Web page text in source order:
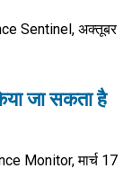
Sentinel, अक्तूबर
जा सकता है
Monitor, मार्च 17